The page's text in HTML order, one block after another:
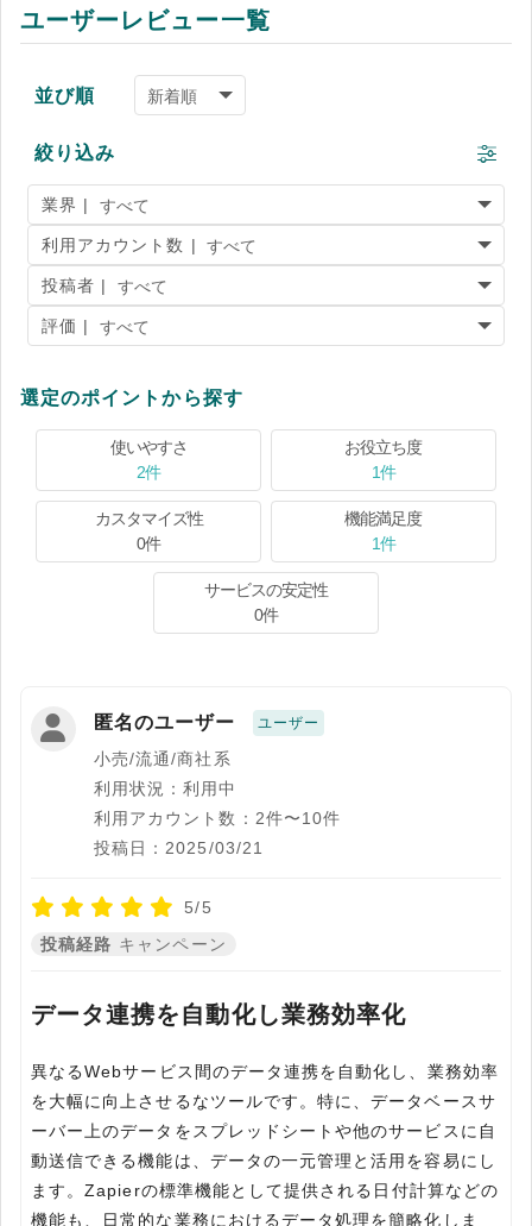
ユーザーレビュー一覧
並び順
絞り込み
業界 |
利用アカウント数 |
投稿者 |
評価 |
選定のポイントから探す
使いやすさ
2件
お役立ち度
1件
カスタマイズ性
0件
機能満足度
1件
サービスの安定性
0件
匿名のユーザー ユーザー
小売/流通/商社系
利用状況：利用中
利用アカウント数：2件〜10件
投稿日：2025/03/21
5/5
投稿経路 キャンペーン
データ連携を自動化し業務効率化
異なるWebサービス間のデータ連携を自動化し、業務効率
を大幅に向上させるなツールです。特に、データベースサ
ーバー上のデータをスプレッドシートや他のサービスに自
動送信できる機能は、データの一元管理と活用を容易にし
ます。Zapierの標準機能として提供される日付計算などの
機能も、日常的な業務におけるデータ処理を簡略化しま